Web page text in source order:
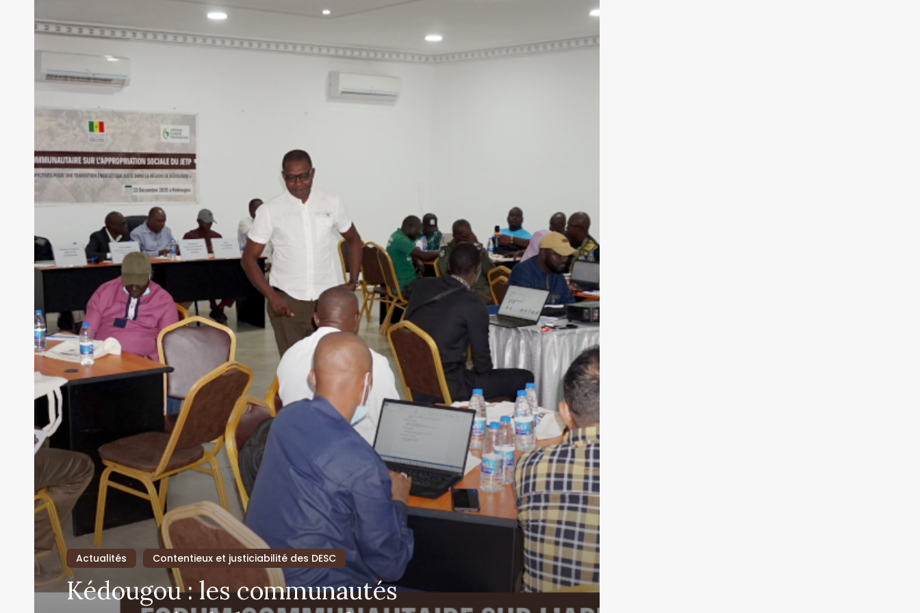
Actualités Contentieux et justiciabilité des DESC
Kédougou : les communautés